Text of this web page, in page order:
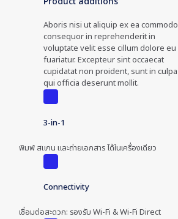
Aboris nisi ut aliquip ex ea commodo
consequor in reprehenderit in
voluptate velit esse cillum dolore eu
fuariatur. Excepteur sint occaecat
cupidatat non proident, sunt in culpa
qui officia deserunt mollit.
3-in-1
พิมพ์ สแกน และถ่ายเอกสาร ได้ในเครื่องเดียว
Connectivity
เชื่อมต่อสะดวก: รองรับ Wi-Fi & Wi-Fi Direct